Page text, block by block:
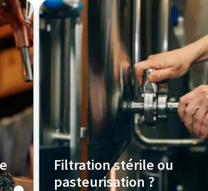
techniques de filtration de la bière
peuvent améliorer la clarté, la
stabilité et le goût, tout en vous
aidant à étendre votre production
en toute confiance
Filtration stérile ou
pasteurisation ?